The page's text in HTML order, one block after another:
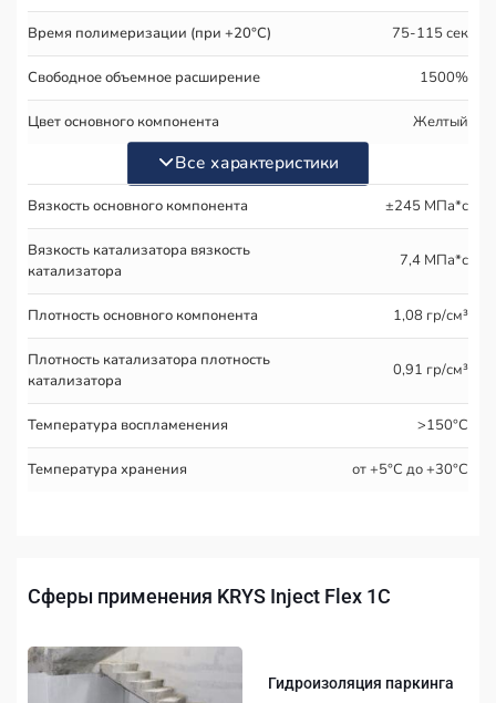
Время полимеризации (при +20°С) 75-115 сек
Свободное объемное расширение 1500%
Цвет основного компонента Желтый
Все характеристики
Вязкость основного компонента ±245 МПа*с
Вязкость катализатора вязкость
катализатора
7,4 МПа*с
Плотность основного компонента 1,08 гр/см³
Плотность катализатора плотность
катализатора
0,91 гр/см³
Температура воспламенения >150°С
Температура хранения от +5°С до +30°С
Сферы применения KRYS Inject Flex 1C
Гидроизоляция паркинга